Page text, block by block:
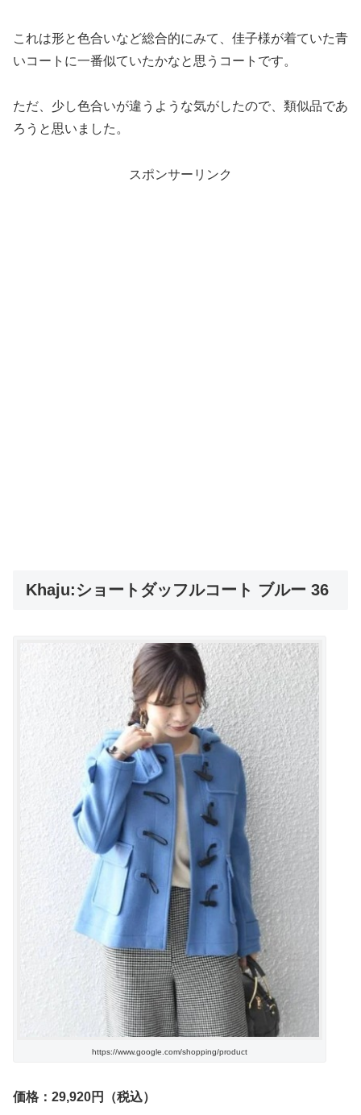
これは形と色合いなど総合的にみて、佳子様が着ていた青
いコートに一番似ていたかなと思うコートです。
ただ、少し色合いが違うような気がしたので、類似品であ
ろうと思いました。
スポンサーリンク
Khaju:ショートダッフルコート ブルー 36
https://www.google.com/shopping/product
価格：29,920円（税込）